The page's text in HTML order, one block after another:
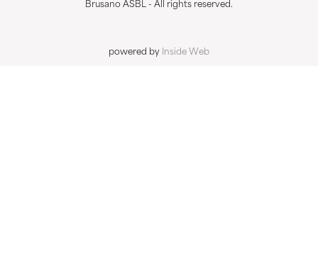
Brusano ASBL - All rights reserved.
powered by Inside Web